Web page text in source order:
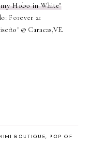
Hobo in White"
Forever 21
@ Caracas,VE.
BOUTIQUE,
POP OF